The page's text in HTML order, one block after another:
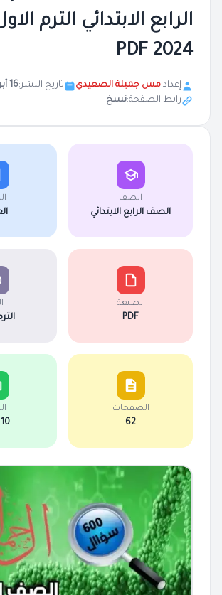
2024 PDF
إعداد:مس جميلة الصعيدي تاريخ النشر:16 أبريل 2025
رابط الصفحة:نسخ
الصف
الصف الرابع الابتدائي
الصيغة
PDF
الصفحات
62 10 ميجا